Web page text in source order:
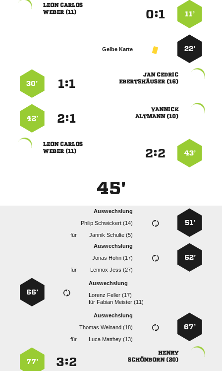
11’
:
 
 
22’
Gelbe Karte
 
 
:
30’

 
:
42’
43’
:
 
 
45'
51’
Auswechslung
  
für
  
62’
Auswechslung
  
für
  
Auswechslung
  
für   
66’
67’
Auswechslung
  
für
  

 
:
77’